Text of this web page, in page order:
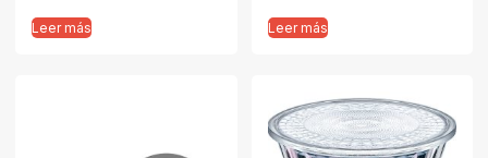
Leer más Leer más